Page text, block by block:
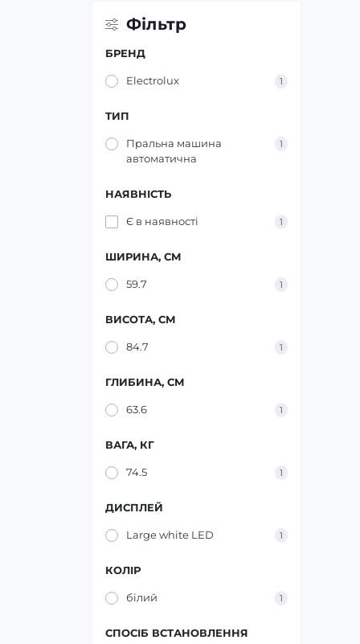
Кабелі USB
WUW
Фільтр
БРЕНД
Electrolux 1
ТИП
Пральна машина
автоматична
1
НАЯВНІСТЬ
Є в наявності 1
ШИРИНА, СМ
59.7 1
ВИСОТА, СМ
84.7 1
ГЛИБИНА, СМ
63.6 1
ВАГА, КГ
74.5 1
ДИСПЛЕЙ
Large white LED 1
КОЛІР
білий 1
СПОСІБ ВСТАНОВЛЕННЯ